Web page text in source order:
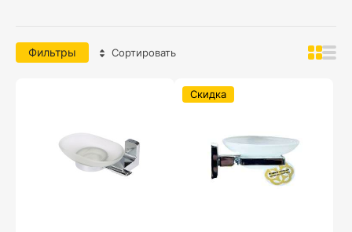
Фильтры Сортировать
Скидка